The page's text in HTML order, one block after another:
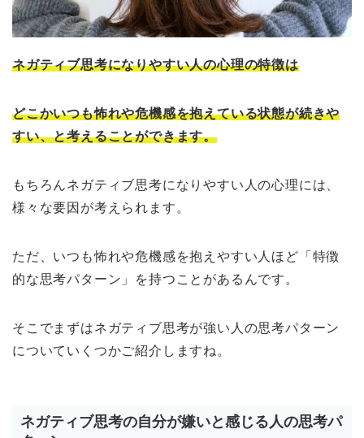
ネガティブ思考になりやすい人の心理の特徴は
どこかいつも怖れや危機感を抱えている状態が続きや
すい、と考えることができます。
もちろんネガティブ思考になりやすい人の心理には、
様々な要因が考えられます。
ただ、いつも怖れや危機感を抱えやすい人ほど「特徴
的な思考パターン」を持つことがあるんです。
そこでまずはネガティブ思考が強い人の思考パターン
についていくつかご紹介しますね。
ネガティブ思考の自分が嫌いと感じる人の思考パ